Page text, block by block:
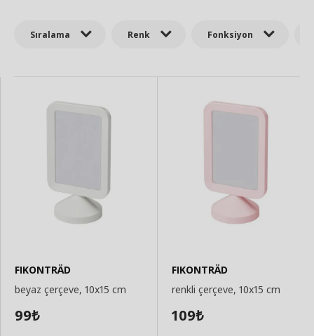
Sıralama Renk Fonksiyon
FIKONTRÄD
beyaz çerçeve, 10x15 cm
99₺
FIKONTRÄD
renkli çerçeve, 10x15 cm
109₺